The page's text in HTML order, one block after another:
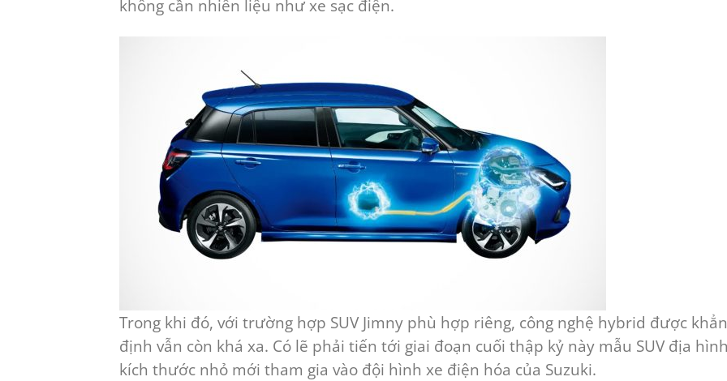
không cần nhiên liệu như xe sạc điện.
Trong khi đó, với trường hợp SUV Jimny phù hợp riêng, công nghệ hybrid được
định vẫn còn khá xa. Có lẽ phải tiến tới giai đoạn cuối thập kỷ này mẫu SUV địa
kích thước nhỏ mới tham gia vào đội hình xe điện hóa của Suzuki.